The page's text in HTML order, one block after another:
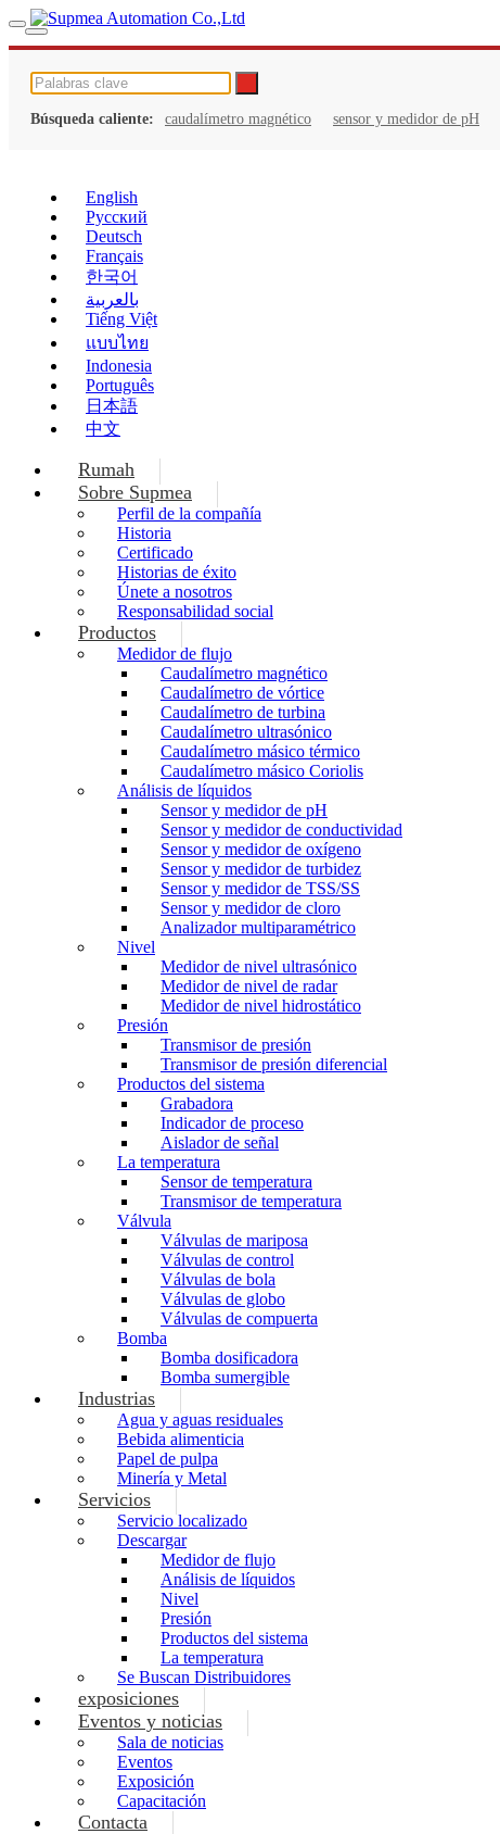
Búsqueda caliente: caudalímetro magnético sensor y medidor de pH
English
Русский
Deutsch
Français
한국어
بالعربية
Tiếng Việt
แบบไทย
Indonesia
Português
日本語
中文
Rumah
Sobre Supmea
Perfil de la compañía
Historia
Certificado
Historias de éxito
Únete a nosotros
Responsabilidad social
Productos
Medidor de flujo
Caudalímetro magnético
Caudalímetro de vórtice
Caudalímetro de turbina
Caudalímetro ultrasónico
Caudalímetro másico térmico
Caudalímetro másico Coriolis
Análisis de líquidos
Sensor y medidor de pH
Sensor y medidor de conductividad
Sensor y medidor de oxígeno
Sensor y medidor de turbidez
Sensor y medidor de TSS/SS
Sensor y medidor de cloro
Analizador multiparamétrico
Nivel
Medidor de nivel ultrasónico
Medidor de nivel de radar
Medidor de nivel hidrostático
Presión
Transmisor de presión
Transmisor de presión diferencial
Productos del sistema
Grabadora
Indicador de proceso
Aislador de señal
La temperatura
Sensor de temperatura
Transmisor de temperatura
Válvula
Válvulas de mariposa
Válvulas de control
Válvulas de bola
Válvulas de globo
Válvulas de compuerta
Bomba
Bomba dosificadora
Bomba sumergible
Industrias
Agua y aguas residuales
Bebida alimenticia
Papel de pulpa
Minería y Metal
Servicios
Servicio localizado
Descargar
Medidor de flujo
Análisis de líquidos
Nivel
Presión
Productos del sistema
La temperatura
Se Buscan Distribuidores
exposiciones
Eventos y noticias
Sala de noticias
Eventos
Exposición
Capacitación
Contacta